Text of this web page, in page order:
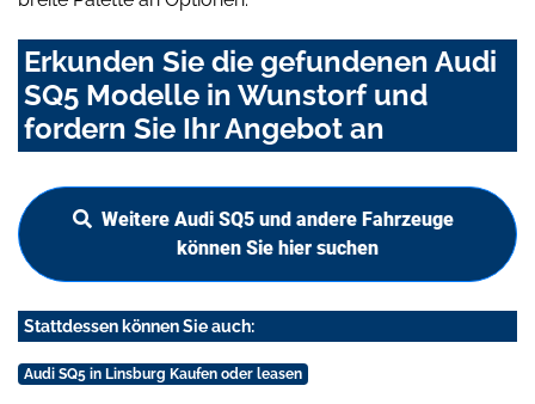
Erkunden Sie die gefundenen Audi
SQ5 Modelle in Wunstorf und
fordern Sie Ihr Angebot an
Weitere Audi SQ5 und andere Fahrzeuge
können Sie hier suchen
Stattdessen können Sie auch:
Audi SQ5 in Linsburg Kaufen oder leasen